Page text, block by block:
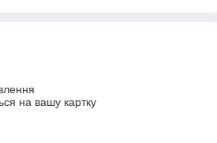
на вашу картку